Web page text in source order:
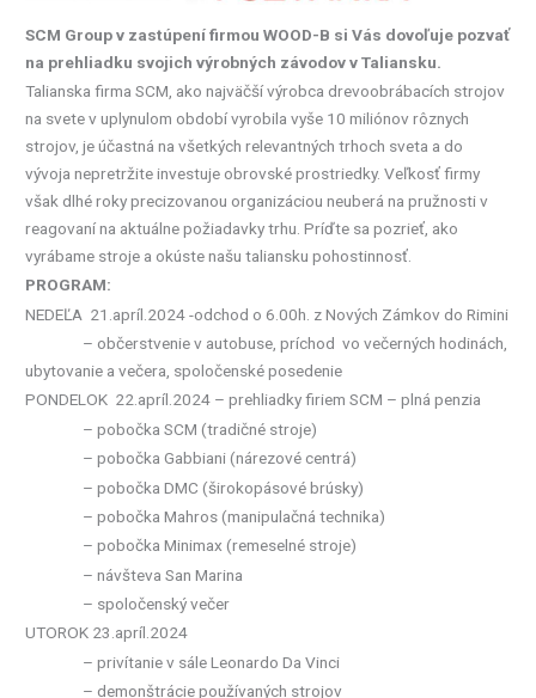
SCM Group v zastúpení firmou WOOD-B si Vás dovoľuje pozvať
na prehliadku svojich výrobných závodov v Taliansku.
Talianska firma SCM, ako najväčší výrobca drevoobrábacích strojov
na svete v uplynulom období vyrobila vyše 10 miliónov rôznych
strojov, je účastná na všetkých relevantných trhoch sveta a do
vývoja nepretržite investuje obrovské prostriedky. Veľkosť firmy
však dlhé roky precizovanou organizáciou neuberá na pružnosti v
reagovaní na aktuálne požiadavky trhu. Príďte sa pozrieť, ako
vyrábame stroje a okúste našu taliansku pohostinnosť.
PROGRAM:
NEDEĽA 21.apríl.2024 -odchod o 6.00h. z Nových Zámkov do Rimini
– občerstvenie v autobuse, príchod vo večerných hodinách,
ubytovanie a večera, spoločenské posedenie
PONDELOK 22.apríl.2024 – prehliadky firiem SCM – plná penzia
– pobočka SCM (tradičné stroje)
– pobočka Gabbiani (nárezové centrá)
– pobočka DMC (širokopásové brúsky)
– pobočka Mahros (manipulačná technika)
– pobočka Minimax (remeselné stroje)
– návšteva San Marina
– spoločenský večer
UTOROK 23.apríl.2024
– privítanie v sále Leonardo Da Vinci
– demonštrácie používaných strojov